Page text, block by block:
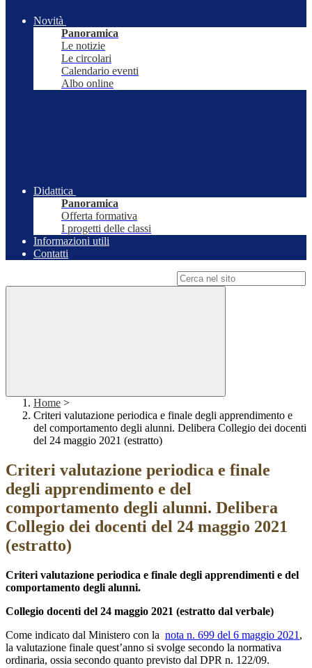
Novità
Panoramica
Le notizie
Le circolari
Calendario eventi
Albo online
Didattica
Panoramica
Offerta formativa
I progetti delle classi
Informazioni utili
Contatti
Home >
Criteri valutazione periodica e finale degli apprendimento e
del comportamento degli alunni. Delibera Collegio dei docenti
del 24 maggio 2021 (estratto)
Criteri valutazione periodica e finale
degli apprendimento e del
comportamento degli alunni. Delibera
Collegio dei docenti del 24 maggio 2021
(estratto)
Criteri valutazione periodica e finale degli apprendimenti e del
comportamento degli alunni.
Collegio docenti del 24 maggio 2021 (estratto dal verbale)
Come indicato dal Ministero con la nota n. 699 del 6 maggio 2021 ,
la valutazione finale quest’anno si svolge secondo la normativa
ordinaria, ossia secondo quanto previsto dal DPR n. 122/09.